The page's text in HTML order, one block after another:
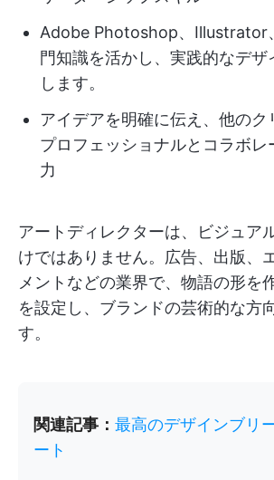
Adobe Photoshop、Illustrator
門知識を活かし、実践的なデザ
します。
アイデアを明確に伝え、他のク
プロフェッショナルとコラボレ
力
アートディレクターは、ビジュア
けではありません。広告、出版、
メントなどの業界で、物語の形を
を設定し、ブランドの芸術的な方
す。
関連記事： 最高のデザインブリ
ート